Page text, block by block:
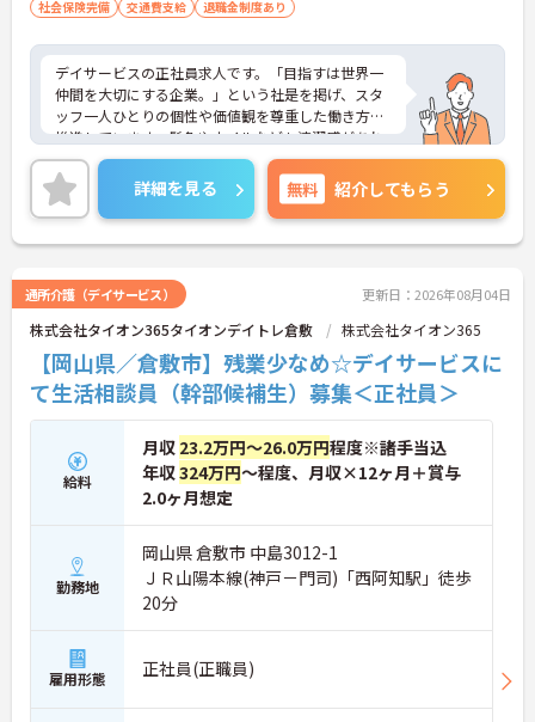
社会保険完備 交通費支給 退職金制度あり
デイサービスの正社員求人です。「目指すは世界一
仲間を大切にする企業。」という社是を掲げ、スタ
ッフ一人ひとりの個性や価値観を尊重した働き方を
推進しています。髪色やネイルなども清潔感があれ
ば原則自由となっており、自分らしいスタイルで無
理なく働くことが可能です。日々の頑張りやチーム
ワークは賞与とは別に支給される特別報酬としてし
っかり還元されるため、高いモチベーションを維持
しながら業務に取り組めます。残業は少なく、月9日
されており、プライベートの時間を大切にできる環
境です。定年65歳以降も再雇用制度により70歳まで
勤務可能であり、退職金制度も完備されているな
ど、長期的に安定したキャリアを築いていける職場
です。入社後はOJTによる丁寧なフォロー体制があ
り、資格取得支援制度も活用しながら更なるスキル
アップを目指せます。
★おすすめPOINT★
【賞与とは別に特別報酬が支給され、収入アップが
期待できます】
・日々の施設運営への貢献やチームワークが多角的
に評価されるため、目に見える形で還元されます。
・努力がダイレクトに評価へつながる制度により、
仕事へのモチベーションを高めながら働けます。
【チームでの情報共有が徹底されており、安心して
業務に取り組める体制です】
・毎朝スタッフ全員でミーティングを行い、お客様
の体調や業務連絡を細やかに共有する仕組みがあり
詳細を見る 無料 紹介してもらう
通所介護（デイサービス） 更新日：2026年08月04日
株式会社タイオン365タイオンデイトレ倉敷 株式会社タイオン365
【岡山県／倉敷市】残業少なめ☆デイサービスに
て生活相談員（幹部候補生）募集＜正社員＞
給料
月収 23.2万円～26.0万円程度※諸手当込
年収324万円～程度、月収×12ヶ月＋賞与
2.0ヶ月想定
勤務地
岡山県 倉敷市 中島3012-1
ＪＲ山陽本線(神戸－門司)「西阿知駅」徒歩
20分
雇用形態 正社員(正職員)